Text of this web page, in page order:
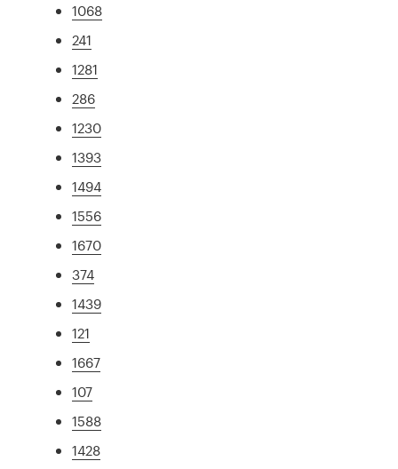
1068
241
1281
286
1230
1393
1494
1556
1670
374
1439
121
1667
107
1588
1428